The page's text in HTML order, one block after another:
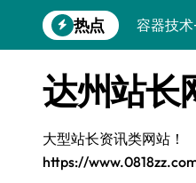
到
热点
容器技
容器技术
科技赋
鸿蒙容器
达州站长
大型站长资讯类网站！
https://